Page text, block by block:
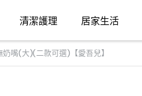
清潔護理 居家生活
奶嘴(大)(二款可選)【愛吾兒】